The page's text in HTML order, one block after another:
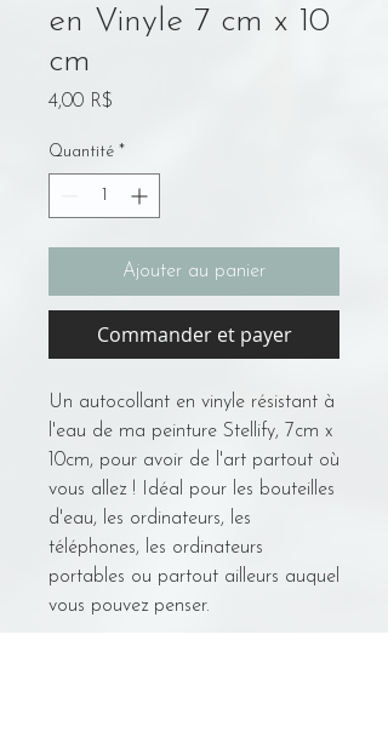
en Vinyle 7 cm x 10
cm
4,00 R$
Quantité *
Ajouter au panier
Commander et payer
Un autocollant en vinyle résistant à
l'eau de ma peinture Stellify, 7cm x
10cm, pour avoir de l'art partout où
vous allez ! Idéal pour les bouteilles
d'eau, les ordinateurs, les
téléphones, les ordinateurs
portables ou partout ailleurs auquel
vous pouvez penser.